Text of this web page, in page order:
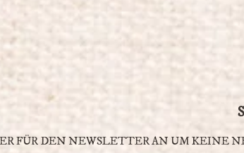
FÜR DEN NEWSLETTER AN UM KEINE